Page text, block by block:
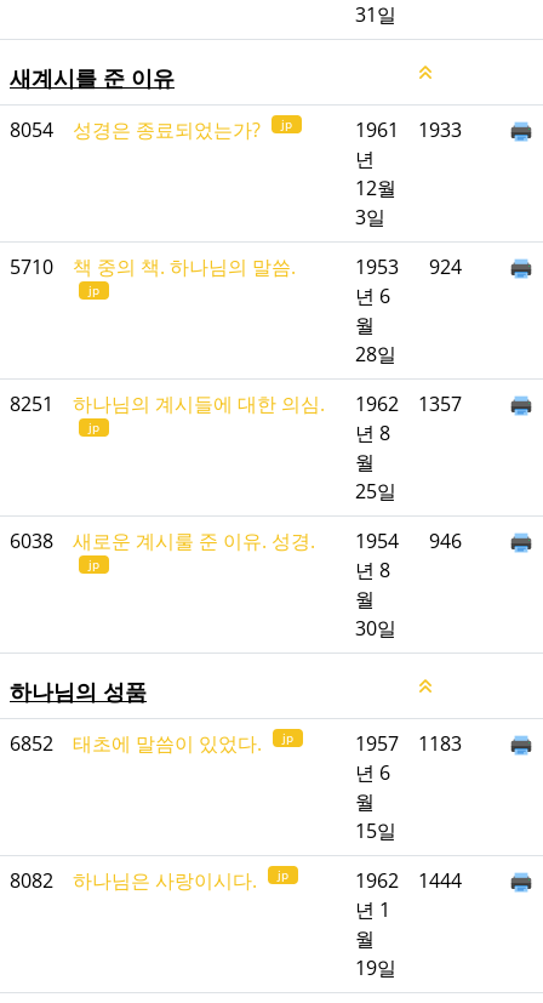
31일
새계시를 준 이유
8054 성경은 종료되었는가? jp
1961
년
12월
3일
1933
5710 책 중의 책. 하나님의 말씀.
jp
1953
년 6
월
28일
924
8251 하나님의 계시들에 대한 의심.
jp
1962
년 8
월
25일
1357
6038 새로운 계시룰 준 이유. 성경.
jp
1954
년 8
월
30일
946
하나님의 성품
6852 태초에 말씀이 있었다. jp
1957
년 6
월
15일
1183
8082 하나님은 사랑이시다. jp
1962
년 1
월
19일
1444